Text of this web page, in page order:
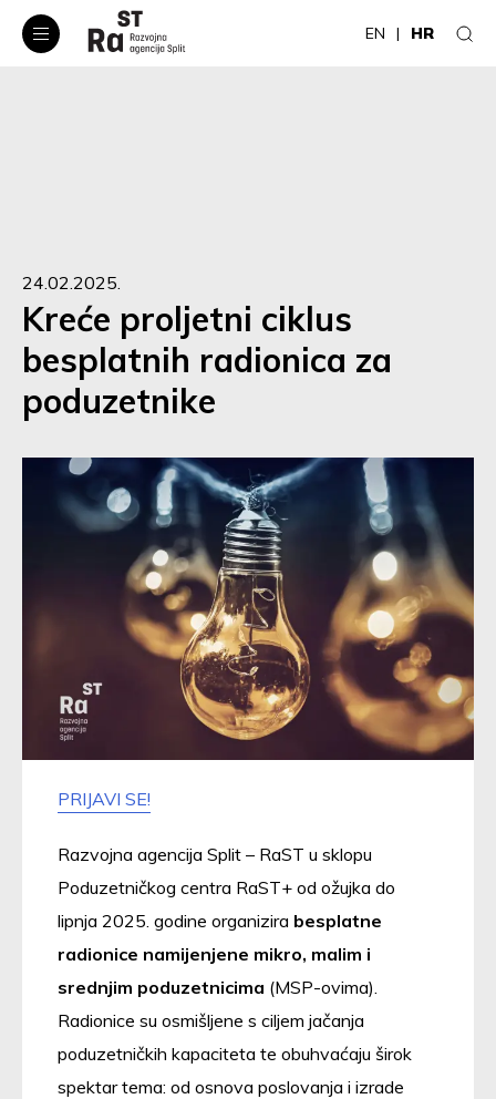
EN HR
24.02.2025.
Kreće proljetni ciklus
besplatnih radionica za
poduzetnike
PRIJAVI SE!
Razvojna agencija Split – RaST u sklopu
Poduzetničkog centra RaST+ od ožujka do
lipnja 2025. godine organizira besplatne
radionice namijenjene mikro, malim i
srednjim poduzetnicima (MSP-ovima).
Radionice su osmišljene s ciljem jačanja
poduzetničkih kapaciteta te obuhvaćaju širok
spektar tema: od osnova poslovanja i izrade